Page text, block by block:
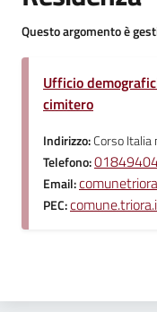
Questo argomento è
Ufficio
cimitero
Indirizzo:Corso Italia
Telefono:
Email:
PEC: